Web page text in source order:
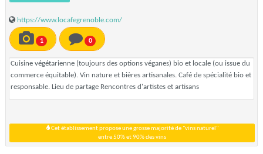
https://www.locafegrenoble.com/
1 0
Cuisine végétarienne (toujours des options véganes) bio et locale (ou issue du
commerce équitable). Vin nature et bières artisanales. Café de spécialité bio et
responsable. Lieu de partage Rencontres d'artistes et artisans
Cet établissement propose une grosse majorité de "vins naturel"
entre 50% et 90% des vins